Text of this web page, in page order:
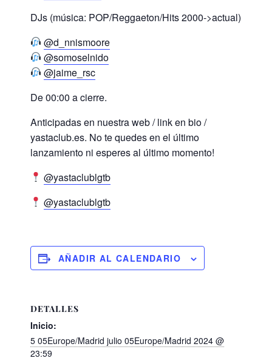
DJs (música: POP/Reggaeton/Hits 2000->actual)
@d_nnismoore
@somoselnido
@jaime_rsc
De 00:00 a cierre.
Anticipadas en nuestra web / link en bio /
yastaclub.es. No te quedes en el último
lanzamiento ni esperes al último momento!
@yastaclublgtb
@yastaclublgtb
AÑADIR AL CALENDARIO
DETALLES
Inicio:
5 05Europe/Madrid julio 05Europe/Madrid 2024 @
23:59